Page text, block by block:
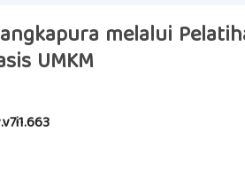
melalui
UMKM